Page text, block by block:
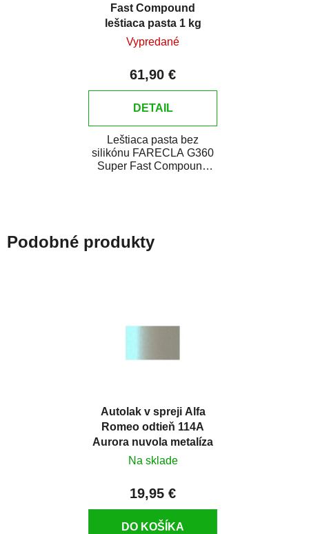
Fast Compound
leštiaca pasta 1 kg
Vypredané
61,90 €
DETAIL
Leštiaca pasta bez
silikónu FARECLA G360
Super Fast Compound
Podobné produkty
Autolak v spreji Alfa
Romeo odtieň 114A
Aurora nuvola metalíza
375 ml
Na sklade
19,95 €
DO KOŠÍKA